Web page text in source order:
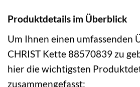
Produktdetails im Überblick
Um Ihnen einen umfassenden
CHRIST Kette 88570839 zu
hier die wichtigsten
zusammengefasst: